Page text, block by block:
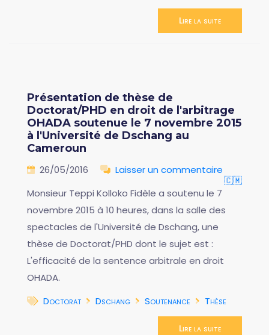
Lire la suite
Présentation de thèse de
Doctorat/PHD en droit de l'arbitrage
OHADA soutenue le 7 novembre 2015
à l'Université de Dschang au
Cameroun
26/05/2016
Laisser un commentaire
🇨🇲
Monsieur Teppi Kolloko Fidèle a soutenu le 7
novembre 2015 à 10 heures, dans la salle des
spectacles de l'Université de Dschang, une
thèse de Doctorat/PHD dont le sujet est :
L'efficacité de la sentence arbitrale en droit
OHADA.
Doctorat
Dschang Soutenance Thèse
Lire la suite